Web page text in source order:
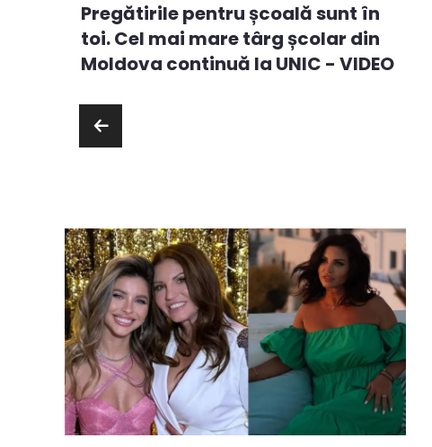
Pregătirile pentru școală sunt în
toi. Cel mai mare târg școlar din
Moldova continuă la UNIC - VIDEO